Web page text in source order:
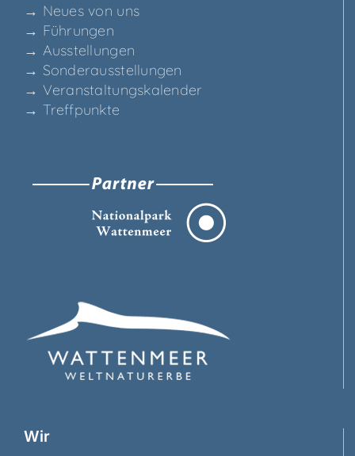
→ Neu­es von uns
→ Füh­run­gen
→ Aus­stel­lun­gen
→ Son­der­aus­stel­lun­gen
→ Ver­an­stal­tungs­ka­len­der
→ Treff­punk­te
Wir